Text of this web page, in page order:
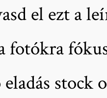
el ezt a
stock